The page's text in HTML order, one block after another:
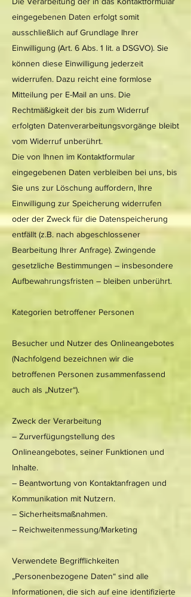
eingegebenen Daten erfolgt somit
ausschließlich auf Grundlage Ihrer
Einwilligung (Art. 6 Abs. 1 lit. a DSGVO). Sie
können diese Einwilligung jederzeit
widerrufen. Dazu reicht eine formlose
Mitteilung per E-Mail an uns. Die
Rechtmäßigkeit der bis zum Widerruf
erfolgten Datenverarbeitungsvorgänge bleibt
vom Widerruf unberührt.
Die von Ihnen im Kontaktformular
eingegebenen Daten verbleiben bei uns, bis
Sie uns zur Löschung auffordern, Ihre
Einwilligung zur Speicherung widerrufen
oder der Zweck für die Datenspeicherung
entfällt (z.B. nach abgeschlossener
Bearbeitung Ihrer Anfrage). Zwingende
gesetzliche Bestimmungen – insbesondere
Aufbewahrungsfristen – bleiben unberührt.
Kategorien betroffener Personen
Besucher und Nutzer des Onlineangebotes
(Nachfolgend bezeichnen wir die
betroffenen Personen zusammenfassend
auch als „Nutzer“).
Zweck der Verarbeitung
– Zurverfügungstellung des
Onlineangebotes, seiner Funktionen und
Inhalte.
– Beantwortung von Kontaktanfragen und
Kommunikation mit Nutzern.
– Sicherheitsmaßnahmen.
– Reichweitenmessung/Marketing
Verwendete Begrifflichkeiten
„Personenbezogene Daten“ sind alle
Informationen, die sich auf eine identifizierte